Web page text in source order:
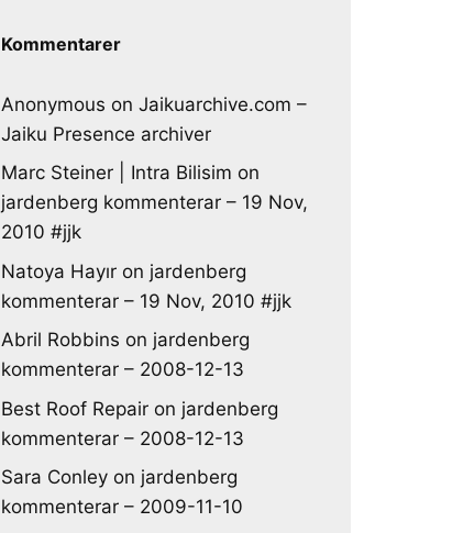
Kommentarer
Anonymous on Jaikuarchive.com –
Jaiku Presence archiver
Marc Steiner | Intra Bilisim on
jardenberg kommenterar – 19 Nov,
2010 #jjk
Natoya Hayır on jardenberg
kommenterar – 19 Nov, 2010 #jjk
Abril Robbins on jardenberg
kommenterar – 2008-12-13
Best Roof Repair on jardenberg
kommenterar – 2008-12-13
Sara Conley on jardenberg
kommenterar – 2009-11-10